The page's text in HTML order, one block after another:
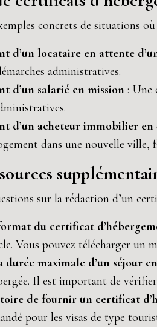
concrets de situations
d’un locataire en attente
administratives.
d’un salarié en mission : Une
d’un acheteur immobilier en
dans une nouvelle ville,
sur la rédaction d’un
du certificat
Vous pouvez télécharger un
durée maximale d’un séjour
Il est important de
de fournir un certificat
pour les visas de type